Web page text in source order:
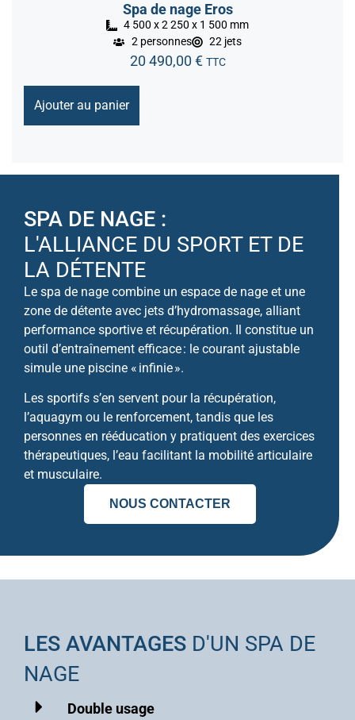
Spa de nage Eros
4 500 x 2 250 x 1 500 mm
2 personnes
22 jets
20 490,00 € TTC
Ajouter au panier
SPA DE NAGE :
L'ALLIANCE DU SPORT ET DE
LA DÉTENTE
Le spa de nage combine un espace de nage et une
zone de détente avec jets d’hydromassage, alliant
performance sportive et récupération. Il constitue un
outil d’entraînement efficace : le courant ajustable
simule une piscine « infinie ».
Les sportifs s’en servent pour la récupération,
l’aquagym ou le renforcement, tandis que les
personnes en rééducation y pratiquent des exercices
thérapeutiques, l’eau facilitant la mobilité articulaire
et musculaire.
NOUS CONTACTER
LES AVANTAGES D'UN SPA DE
NAGE
Double usage